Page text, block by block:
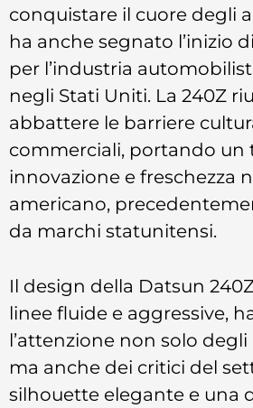
conquistare il cuore degli
ha anche segnato l’inizio
per l’industria
negli Stati Uniti. La 240Z
abbattere le barriere
commerciali, portando un
innovazione e freschezza
americano,
da marchi statunitensi.
Il design della Datsun
linee fluide e aggressive,
l’attenzione non solo
ma anche dei critici del
silhouette elegante e una